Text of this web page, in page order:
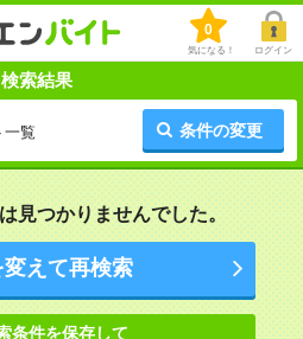
0
気になる！ ログイン
検索結果
一覧 条件の変更
見つかりませんでした。
えて再検索
条件を保存して